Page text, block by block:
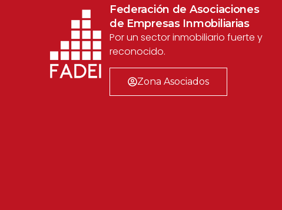
Federación de Asociaciones
de Empresas Inmobiliarias
Por un sector inmobiliario fuerte y
reconocido.
Zona Asociados